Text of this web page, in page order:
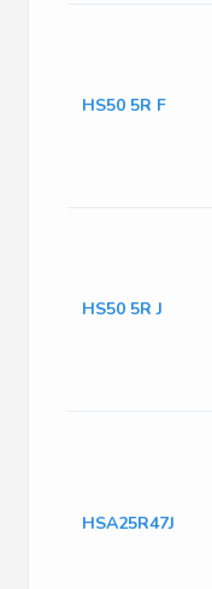
HS50 5R F
HS50 5R J
HSA25R47J